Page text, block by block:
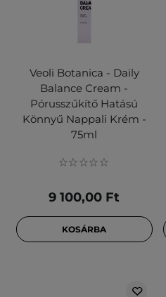
Veoli Botanica - Daily
Balance Cream -
Pórusszűkítő Hatású
Könnyű Nappali Krém -
75ml
9 100,00 Ft
KOSÁRBA